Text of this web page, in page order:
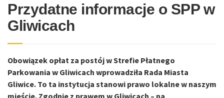
Przydatne informacje o SPP w
Gliwicach
Obowiązek opłat za postój w Strefie Płatnego
Parkowania w Gliwicach wprowadziła Rada Miasta
Gliwice. To ta instytucja stanowi prawo lokalne w naszym
mieście. Zgodnie z prawem w Gliwicach – na